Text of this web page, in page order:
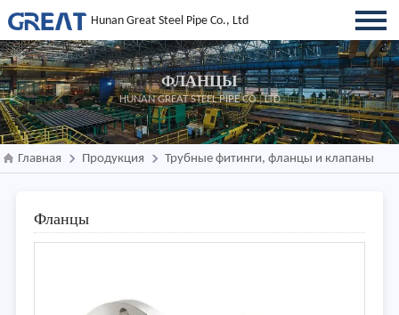
Hunan Great Steel Pipe Co., Ltd
ФЛАНЦЫ
HUNAN GREAT STEEL PIPE CO., LTD
Главная Продукция Трубные фитинги, фланцы и клапаны
Фланцы